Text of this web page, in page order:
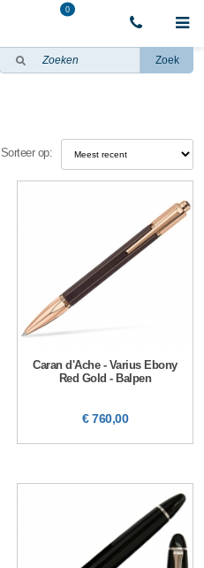
0
Zoek
Sorteer op:
Caran d'Ache - Varius Ebony
Red Gold - Balpen
€ 760,00